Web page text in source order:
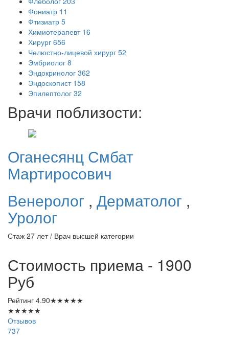
Фониатр 11
Фтизиатр 5
Химиотерапевт 16
Хирург 656
Челюстно-лицевой хирург 52
Эмбриолог 8
Эндокринолог 362
Эндоскопист 158
Эпилептолог 32
Врачи поблизости:
Оганесянц Смбат
Мартиросович
Венеролог , Дерматолог ,
Уролог
Стаж 27 лет / Врач высшей категории
Стоимость приема - 1900
Руб
Рейтинг 4.90★★★★★
★★★★★
Отзывов
737